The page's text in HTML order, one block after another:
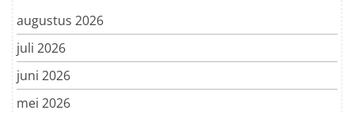
augustus 2026
juli 2026
juni 2026
mei 2026